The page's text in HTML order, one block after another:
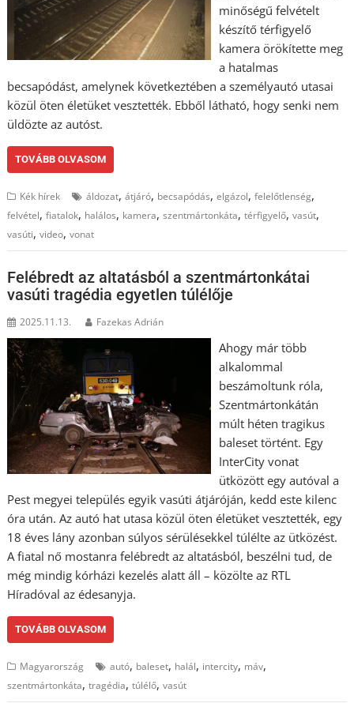
minőségű felvételt
készítő térfigyelő
kamera örökítette meg
a hatalmas
becsapódást, amelynek következtében a személyautó utasai
közül öten életüket vesztették. Ebből látható, hogy senki nem
üldözte az autóst.
TOVÁBB OLVASOM
Kék hírek áldozat,átjáró, becsapódás,elgázol,felelőtlenség,
felvétel,fiatalok, halálos, kamera,szentmártonkáta,térfigyelő,vasút,
vasúti,video,vonat
Felébredt az altatásból a szentmártonkátai
vasúti tragédia egyetlen túlélője
2025.11.13. Fazekas Adrián
Ahogy már több
alkalommal
beszámoltunk róla,
Szentmártonkátán
múlt héten tragikus
baleset történt. Egy
InterCity vonat
ütközött egy autóval a
Pest megyei település egyik vasúti átjáróján, kedd este kilenc
óra után. Az autó hat utasa közül öten életüket vesztették, egy
18 éves lány azonban súlyos sérülésekkel túlélte az ütközést.
A fiatal nő mostanra felébredt az altatásból, beszélni tud, de
még mindig kórházi kezelés alatt áll – közölte az RTL
Híradóval az édesanyja.
TOVÁBB OLVASOM
Magyarország autó, baleset, halál, intercity, máv,
szentmártonkáta,tragédia,túlélő,vasút